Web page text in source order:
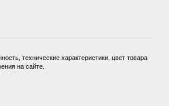
технические характеристики, цвет товара
на сайте.